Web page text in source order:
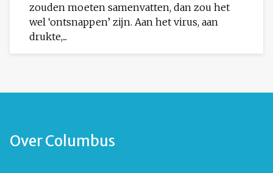
zouden moeten samenvatten, dan zou het
wel ‘ontsnappen’ zijn. Aan het virus, aan
drukte,...
Over Columbus